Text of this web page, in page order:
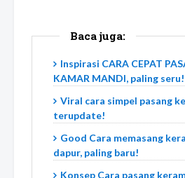
Baca juga:
Inspirasi CARA CEPAT
KAMAR MANDI, paling seru!
Viral cara simpel pasang
terupdate!
Good Cara memasang
dapur, paling baru!
Konsep Cara pasang